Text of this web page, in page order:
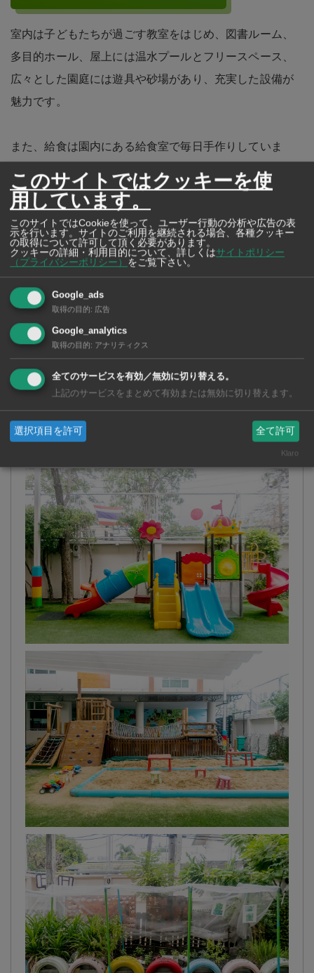
室内は子どもたちが過ごす教室をはじめ、図書ルーム、
多目的ホール、屋上には温水プールとフリースペース、
広々とした園庭には遊具や砂場があり、充実した設備が
魅力です。
また、給食は園内にある給食室で毎日手作りしていま
す。献立は日本食で、味付けや栄養バランスに配慮した
給食が提供されます。
園庭
このサイトではクッキーを使
用しています。
このサイトではCookieを使って、ユーザー行動の分析や広告の表
示を行います。サイトのご利用を継続される場合、各種クッキー
の取得について許可して頂く必要があります。
クッキーの詳細・利用目的について、詳しくはサイトポリシー
（プライバシーポリシー）
をご覧下さい。
Google_ads
取得の目的: 広告
Google_analytics
取得の目的: アナリティクス
全てのサービスを有効／無効に切り替える。
上記のサービスをまとめて有効または無効に切り替えます。
選択項目を許可 全て許可
Klaro